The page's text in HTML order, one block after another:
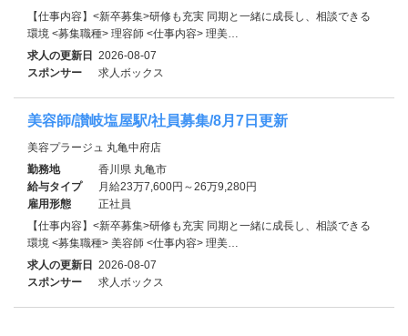
【仕事内容】<新卒募集>研修も充実 同期と一緒に成長し、相談できる
環境 <募集職種> 理容師 <仕事内容> 理美…
求人の更新日 2026-08-07
スポンサー
求人ボックス
美容師/讃岐塩屋駅/社員募集/8月7日更新
美容プラージュ 丸亀中府店
勤務地
香川県 丸亀市
給与タイプ
月給23万7,600円～26万9,280円
雇用形態
正社員
【仕事内容】<新卒募集>研修も充実 同期と一緒に成長し、相談できる
環境 <募集職種> 美容師 <仕事内容> 理美…
求人の更新日 2026-08-07
スポンサー
求人ボックス